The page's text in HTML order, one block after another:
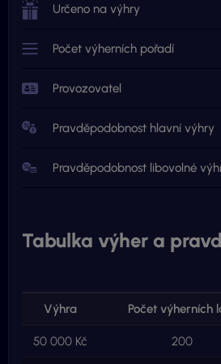
Určeno na výhry
Počet výherních pořadí
Provozovatel
Pravděpodobnost hlavní výhry
Pravděpodobnost libovolné
Tabulka výher a
Výhra Počet výherních
50 000 Kč 200